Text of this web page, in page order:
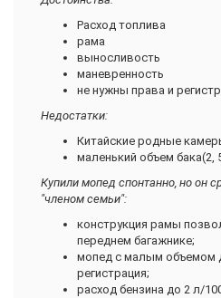
Расход топлива
рама
выносливость
маневренность
не нужны права и
Недостатки:
Китайские родные
маленький объем бака(2,
Купили мопед спонтанно, но он
"членом семьи":
конструкция рамы
переднем багажнике;
мопед с малым объемом
регистрация;
расход бензина до 2 л/